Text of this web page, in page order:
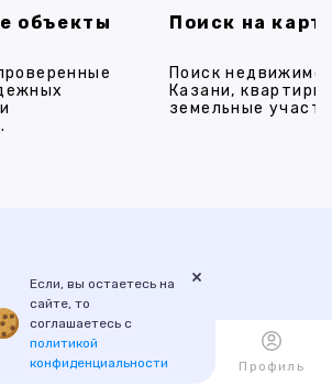
объекты Поиск на
Поиск
Казани,
земельные
НОВОСТРОЙКИ ИПОТЕКА
Если, вы остаетесь на
сайте, то
соглашаетесь с
политикой
конфиденциальности
×
Избранное Профиль